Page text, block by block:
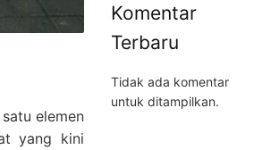
elemen
yang kini
Komentar
Terbaru
Tidak ada komentar
untuk ditampilkan.